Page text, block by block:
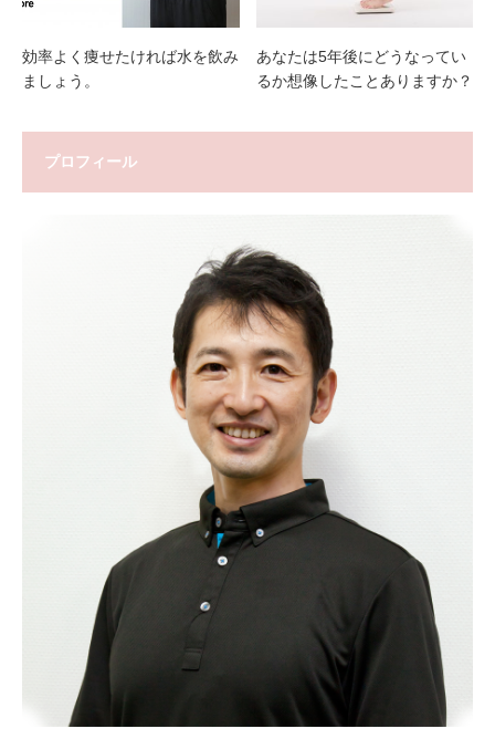
効率よく痩せたければ水を飲み
ましょう。
あなたは5年後にどうなってい
るか想像したことありますか？
プロフィール